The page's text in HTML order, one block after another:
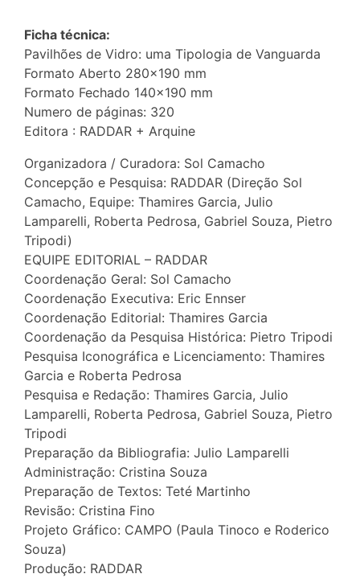
Ficha técnica:
Pavilhões de Vidro: uma Tipologia de Vanguarda
Formato Aberto 280×190 mm
Formato Fechado 140×190 mm
Numero de páginas: 320
Editora : RADDAR + Arquine
Organizadora / Curadora: Sol Camacho
Concepção e Pesquisa: RADDAR (Direção Sol
Camacho, Equipe: Thamires Garcia, Julio
Lamparelli, Roberta Pedrosa, Gabriel Souza, Pietro
Tripodi)
EQUIPE EDITORIAL – RADDAR
Coordenação Geral: Sol Camacho
Coordenação Executiva: Eric Ennser
Coordenação Editorial: Thamires Garcia
Coordenação da Pesquisa Histórica: Pietro Tripodi
Pesquisa Iconográfica e Licenciamento: Thamires
Garcia e Roberta Pedrosa
Pesquisa e Redação: Thamires Garcia, Julio
Lamparelli, Roberta Pedrosa, Gabriel Souza, Pietro
Tripodi
Preparação da Bibliografia: Julio Lamparelli
Administração: Cristina Souza
Preparação de Textos: Teté Martinho
Revisão: Cristina Fino
Projeto Gráfico: CAMPO (Paula Tinoco e Roderico
Souza)
Produção: RADDAR